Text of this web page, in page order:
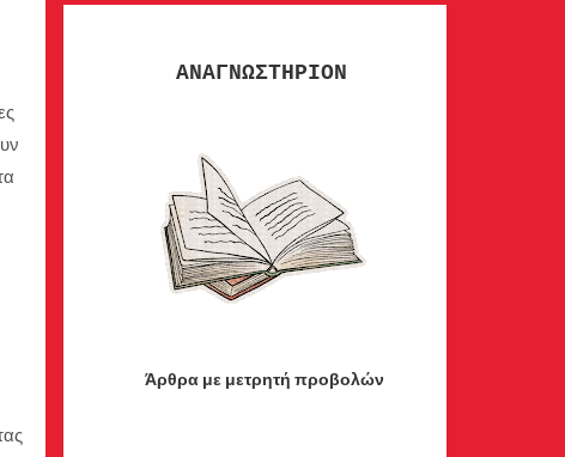
ΑΝΑΓΝΩΣΤΗΡΙΟΝ
Άρθρα με μετρητή προβολών